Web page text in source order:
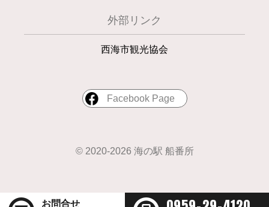
お問合せ
外部リンク
西海市観光協会
Facebook Page
© 2020-2026 海の駅 船番所